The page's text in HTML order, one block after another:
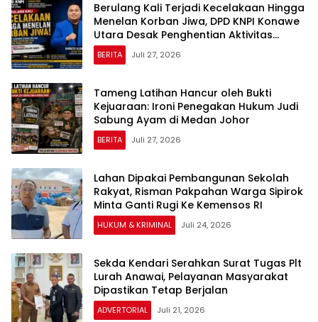
Berulang Kali Terjadi Kecelakaan Hingga
Menelan Korban Jiwa, DPD KNPI Konawe
Utara Desak Penghentian Aktivitas
Hauling dan Evaluasi Total Perizinan PT
Sultra Prima Lestari
BERITA Juli 27, 2026
Tameng Latihan Hancur oleh Bukti
Kejuaraan: Ironi Penegakan Hukum Judi
Sabung Ayam di Medan Johor
BERITA Juli 27, 2026
Lahan Dipakai Pembangunan Sekolah
Rakyat, Risman Pakpahan Warga Sipirok
Minta Ganti Rugi Ke Kemensos RI
HUKUM & KRIMINAL Juli 24, 2026
Sekda Kendari Serahkan Surat Tugas Plt
Lurah Anawai, Pelayanan Masyarakat
Dipastikan Tetap Berjalan
ADVERTORIAL Juli 21, 2026